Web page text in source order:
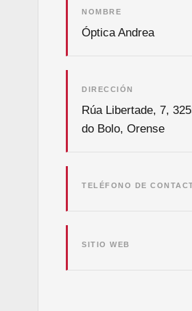
NOMBRE
Óptica Andrea
DIRECCIÓN
Rúa Libertade, 7,
do Bolo, Orense
TELÉFONO DE
SITIO WEB